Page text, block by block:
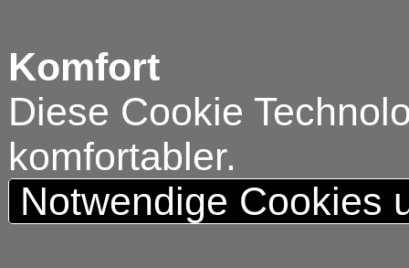
Komfort
Diese Cookie
komfortabler.
Notwendige Cookies